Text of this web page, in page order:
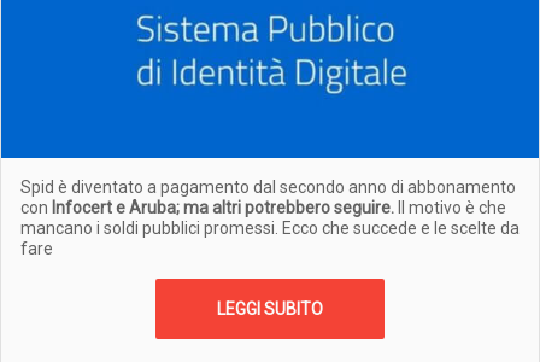
Spid è diventato a pagamento dal secondo anno di abbonamento
con Infocert e Aruba; ma altri potrebbero seguire. Il motivo è che
mancano i soldi pubblici promessi. Ecco che succede e le scelte da
fare
LEGGI SUBITO